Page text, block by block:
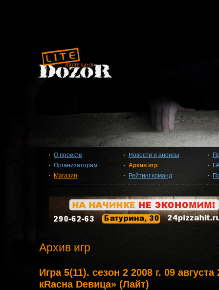
О проекте
Организаторам
Магазин
Новости и анонсы
Архив игр
Рейтинг команд
Архив игр
Игра 5(11). сезон 2 2008 г. 09
кRасна Dевица» (Лайт)